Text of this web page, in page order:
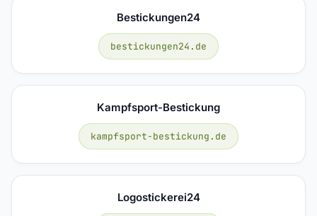
Bestickungen24
bestickungen24.de
Kampfsport-Bestickung
kampfsport-bestickung.de
Logostickerei24